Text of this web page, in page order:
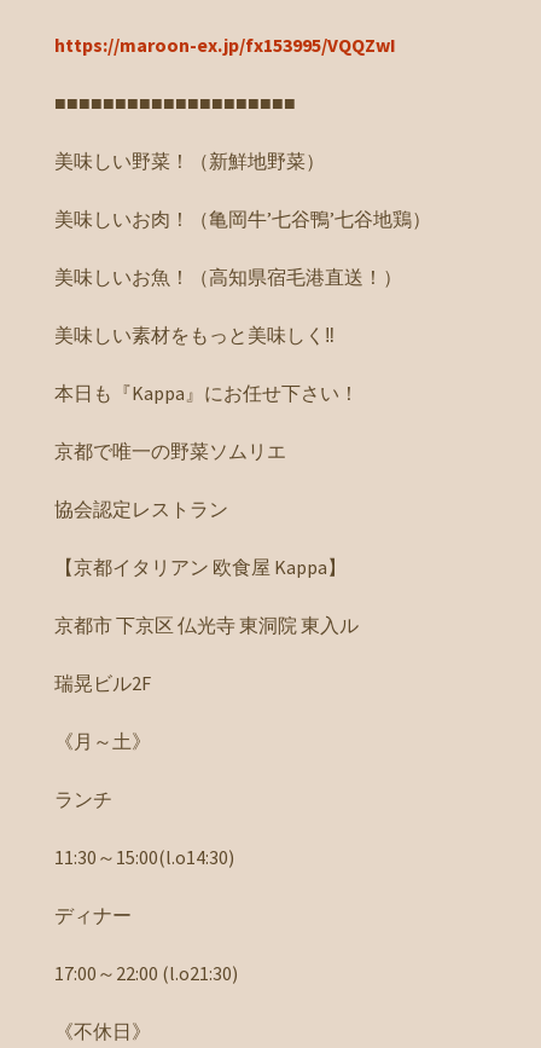
https://maroon-ex.jp/fx153995/VQQZwI
■■■■■■■■■■■■■■■■■■■■
美味しい野菜！（新鮮地野菜）
美味しいお肉！（亀岡牛’七谷鴨’七谷地鶏）
美味しいお魚！（高知県宿毛港直送！）
美味しい素材をもっと美味しく‼️
本日も『Kappa』にお任せ下さい！
京都で唯一の野菜ソムリエ
協会認定レストラン
【京都イタリアン 欧食屋 Kappa】
京都市 下京区 仏光寺 東洞院 東入ル
瑞晃ビル2F
《月～土》
ランチ
11:30～15:00(l.o14:30)
ディナー
17:00～22:00 (l.o21:30)
《不休日》